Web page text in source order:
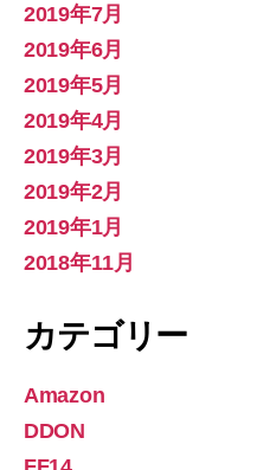
2019年7月
2019年6月
2019年5月
2019年4月
2019年3月
2019年2月
2019年1月
2018年11月
カテゴリー
Amazon
DDON